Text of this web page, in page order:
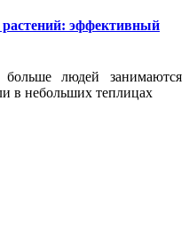
эффективный
людей занимаются
в небольших теплицах